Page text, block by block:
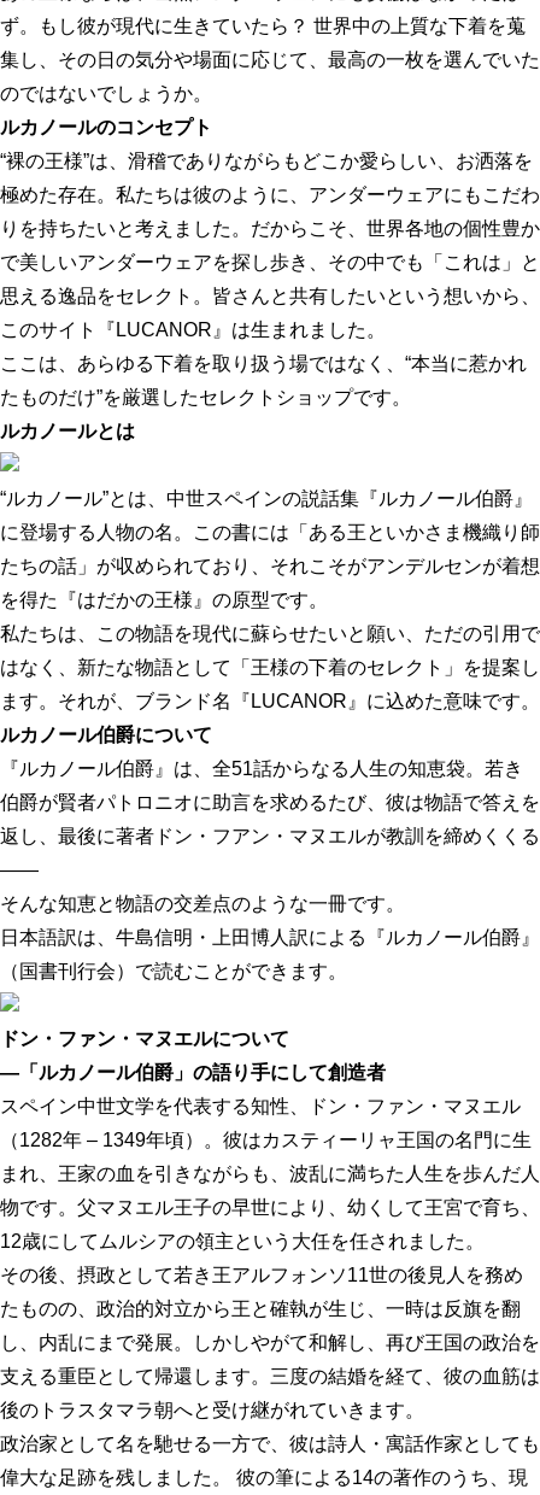
ず。もし彼が現代に生きていたら？ 世界中の上質な下着を蒐
集し、その日の気分や場面に応じて、最高の一枚を選んでいた
のではないでしょうか。
ルカノールのコンセプト
“裸の王様”は、滑稽でありながらもどこか愛らしい、お洒落を
極めた存在。私たちは彼のように、アンダーウェアにもこだわ
りを持ちたいと考えました。だからこそ、世界各地の個性豊か
で美しいアンダーウェアを探し歩き、その中でも「これは」と
思える逸品をセレクト。皆さんと共有したいという想いから、
このサイト『LUCANOR』は生まれました。
ここは、あらゆる下着を取り扱う場ではなく、“本当に惹かれ
たものだけ”を厳選したセレクトショップです。
ルカノールとは
“ルカノール”とは、中世スペインの説話集『ルカノール伯爵』
に登場する人物の名。この書には「ある王といかさま機織り師
たちの話」が収められており、それこそがアンデルセンが着想
を得た『はだかの王様』の原型です。
私たちは、この物語を現代に蘇らせたいと願い、ただの引用で
はなく、新たな物語として「王様の下着のセレクト」を提案し
ます。それが、ブランド名『LUCANOR』に込めた意味です。
ルカノール伯爵について
『ルカノール伯爵』は、全51話からなる人生の知恵袋。若き
伯爵が賢者パトロニオに助言を求めるたび、彼は物語で答えを
返し、最後に著者ドン・フアン・マヌエルが教訓を締めくくる
——
そんな知恵と物語の交差点のような一冊です。
日本語訳は、牛島信明・上田博人訳による『ルカノール伯爵』
（国書刊行会）で読むことができます。
ドン・ファン・マヌエルについて
—「ルカノール伯爵」の語り手にして創造者
スペイン中世文学を代表する知性、ドン・ファン・マヌエル
（1282年 – 1349年頃）。彼はカスティーリャ王国の名門に生
まれ、王家の血を引きながらも、波乱に満ちた人生を歩んだ人
物です。父マヌエル王子の早世により、幼くして王宮で育ち、
12歳にしてムルシアの領主という大任を任されました。
その後、摂政として若き王アルフォンソ11世の後見人を務め
たものの、政治的対立から王と確執が生じ、一時は反旗を翻
し、内乱にまで発展。しかしやがて和解し、再び王国の政治を
支える重臣として帰還します。三度の結婚を経て、彼の血筋は
後のトラスタマラ朝へと受け継がれていきます。
政治家として名を馳せる一方で、彼は詩人・寓話作家としても
偉大な足跡を残しました。 彼の筆による14の著作のうち、現